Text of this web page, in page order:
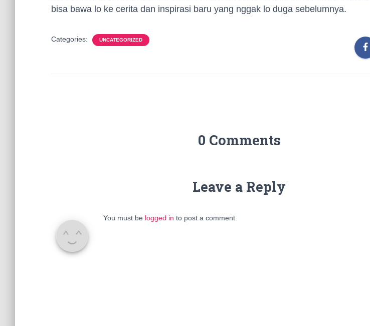
bisa bawa lo ke cerita dan inspirasi baru yang nggak lo duga sebelumnya.
Categories: UNCATEGORIZED
0 Comments
Leave a Reply
You must be logged in to post a comment.